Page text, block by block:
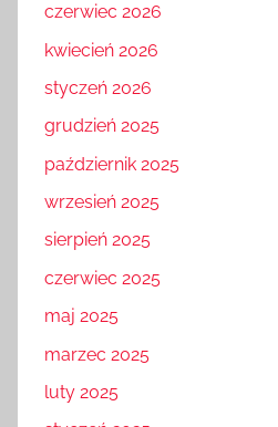
czerwiec 2026
kwiecień 2026
styczeń 2026
grudzień 2025
październik 2025
wrzesień 2025
sierpień 2025
czerwiec 2025
maj 2025
marzec 2025
luty 2025